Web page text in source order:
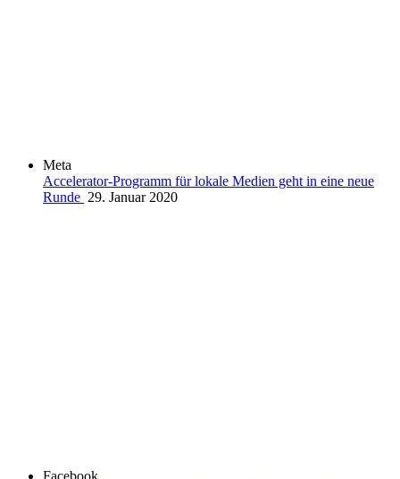
Meta
Accelerator-Programm für lokale Medien geht in eine neue
Runde 29. Januar 2020
Facebook